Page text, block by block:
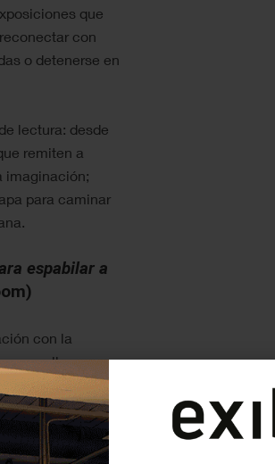
que
con
o detenerse en
lectura: desde
remiten a
imaginación;
para caminar
espabilar a
con la
nunca llegaron a
y familiar:
A través de
juego,